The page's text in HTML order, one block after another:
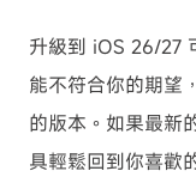
升級到 iOS 26/27
能不符合你的期望
的版本。如果最新
具輕鬆回到你喜歡